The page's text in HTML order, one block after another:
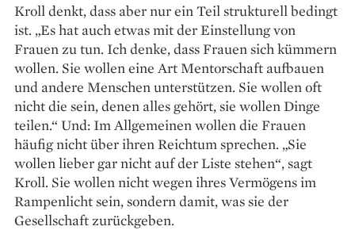
Kroll denkt, dass aber nur ein Teil strukturell bedingt
ist. „Es hat auch etwas mit der Einstellung von
Frauen zu tun. Ich denke, dass Frauen sich kümmern
wollen. Sie wollen eine Art Mentorschaft aufbauen
und andere Menschen unterstützen. Sie wollen oft
nicht die sein, denen alles gehört, sie wollen Dinge
teilen.“ Und: Im Allgemeinen wollen die Frauen
häufig nicht über ihren Reichtum sprechen. „Sie
wollen lieber gar nicht auf der Liste stehen“, sagt
Kroll. Sie wollen nicht wegen ihres Vermögens im
Rampenlicht sein, sondern damit, was sie der
Gesellschaft zurückgeben.